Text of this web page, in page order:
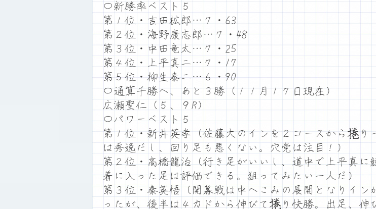
〇新勝率ベスト５
第１位・吉田拡郎…７・63
第２位・海野康志郎…７・48
第３位・中田竜太…７・25
第４位・上平真二…７・17
第５位・柳生泰二…６・90
〇通算千勝へ、あと３勝（１１月１７日現在）
広瀬聖仁（５、９R）
〇パワーベスト５
第１位・新井英孝（佐藤大のインを２コースから捲り
は秀逸だし、回り足も悪くない。穴党は注目！）
第２位・高橋龍治（行き足がいいし、道中で上平真に
着に入った足は評価できる。狙ってみたい一人だ）
第３位・秦英悟（開幕戦は中へこみの展開となりイン
ったが、後半は４カドから伸びて捲り快勝。出足、伸